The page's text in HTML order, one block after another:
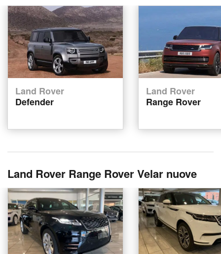
Land Rover
Defender
Land Rover
Range Rover
Land Rover Range Rover Velar nuove